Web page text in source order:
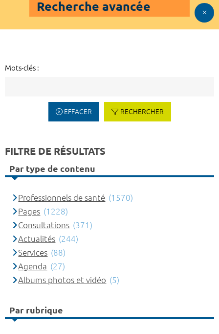
Recherche avancée
Mots-clés :
EFFACER RECHERCHER
FILTRE DE RÉSULTATS
Par type de contenu
Professionnels de santé (1570)
Pages (1228)
Consultations (371)
Actualités (244)
Services (88)
Agenda (27)
Albums photos et vidéo (5)
Par rubrique